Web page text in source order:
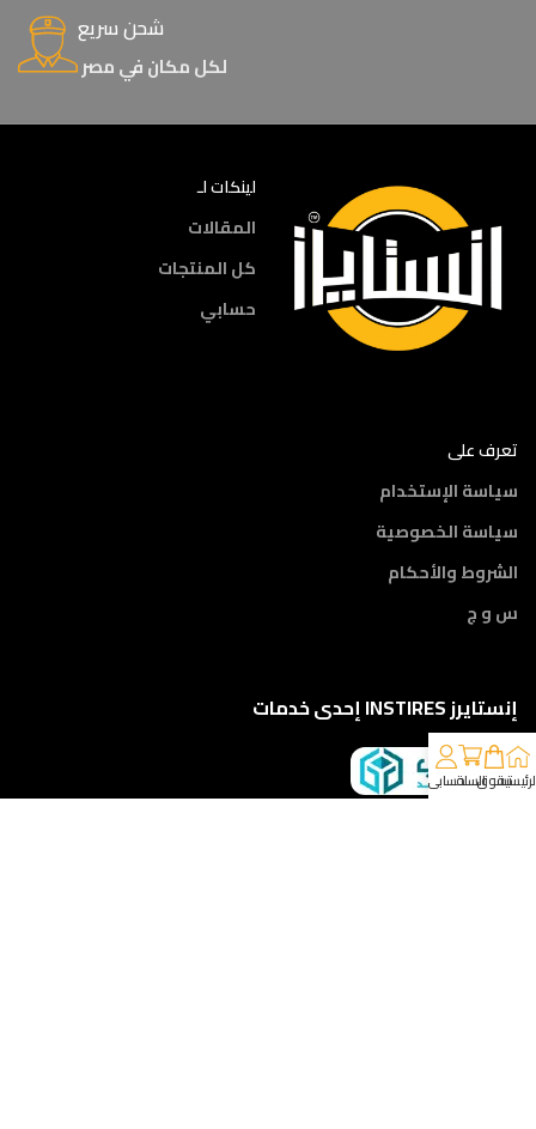
شحن سريع
لكل مكان في مصر
لينكات لـ
المقالات
كل المنتجات
حسابي
تعرف على
سياسة الإستخدام
سياسة الخصوصية
الشروط والأحكام
س و ج
إنستايرز INSTIRES إحدى خدمات
تسوقالسلةحسابي